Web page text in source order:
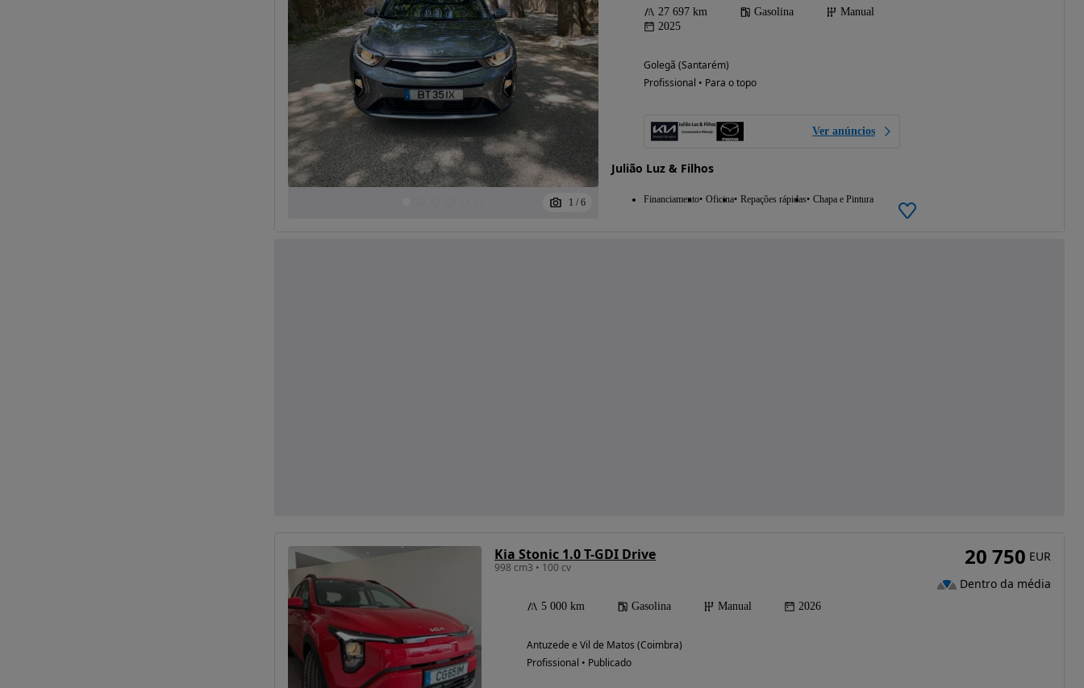
1 / 6
27 697 km Gasolina
Manual
2025
Golegã (Santarém)
Profissional • Para o topo
Ver anúncios
Julião Luz & Filhos
Financiamento Oficina Repações rápidas Chapa e Pintura
Kia Stonic 1.0 T-GDI Drive
998 cm3 • 100 cv
5 000 km Gasolina Manual 2026
Antuzede e Vil de Matos (Coimbra)
Profissional • Publicado
20 750 EUR
Dentro da média